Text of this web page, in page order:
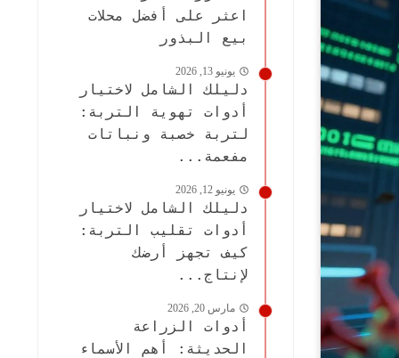
اعثر على أفضل محلات
بيع البذور
يونيو 13, 2026
دليلك الشامل لاختيار
أدوات تهوية التربة:
لتربة خصبة ونباتات
مفعمة...
يونيو 12, 2026
دليلك الشامل لاختيار
أدوات تقليب التربة:
كيف تجهز أرضك
لإنتاج...
مارس 20, 2026
أدوات الزراعة
الحديثة: أهم الأسماء